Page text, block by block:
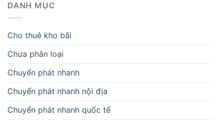
DANH MỤC
Cho thuê kho bãi
Chưa phân loại
Chuyển phát nhanh
Chuyển phát nhanh nội địa
Chuyển phát nhanh quốc tế